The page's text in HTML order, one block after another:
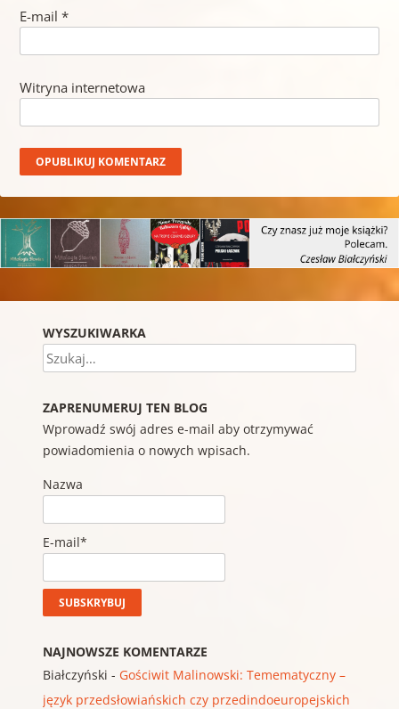
E-mail *
Witryna internetowa
WYSZUKIWARKA
Szukaj
ZAPRENUMERUJ TEN BLOG
Wprowadź swój adres e-mail aby otrzymywać
powiadomienia o nowych wpisach.
Nazwa
E-mail*
NAJNOWSZE KOMENTARZE
Białczyński - Gościwit Malinowski: Temematyczny –
język przedsłowiańskich czy przedindoeuropejskich